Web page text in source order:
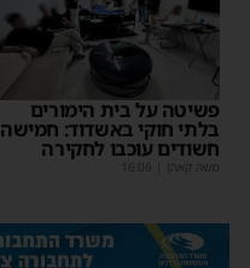
פשיטה על בית הימורים
בלתי חוקי באשדוד: חמישה
חשודים עוכבו לחקירה
משה קאהן 16:06